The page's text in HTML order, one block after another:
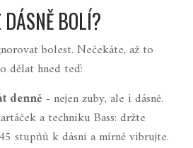
DÁSNĚ BOLÍ?
bolest. Nečekáte, až to
dělat hned teď:
denně - nejen zuby, ale i dásně.
a techniku Bass: držte
stupňů k dásni a mírně vibrujte.